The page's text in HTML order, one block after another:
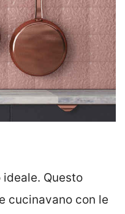
Questo
cucinavano con le